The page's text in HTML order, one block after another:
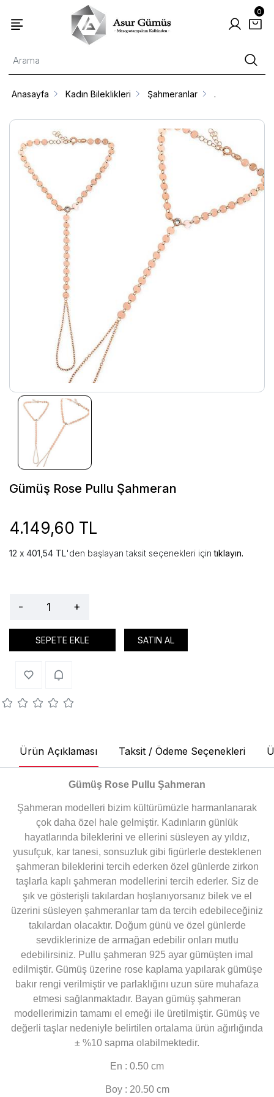
0
Anasayfa Kadın Bileklikleri Şahmeranlar .
Gümüş Rose Pullu Şahmeran
4.149,60 TL
401,54 TL'den başlayan taksit seçenekleri içintıklayın.
- +
SEPETE EKLE SATIN AL
Ürün Açıklaması Taksit / Ödeme Seçenekleri
Gümüş Rose Pullu Şahmeran
Şahmeran modelleri bizim kültürümüzle harmanlanarak
çok daha özel hale gelmiştir. Kadınların günlük
hayatlarında bileklerini ve ellerini süsleyen ay yıldız,
yusufçuk, kar tanesi, sonsuzluk gibi figürlerle desteklenen
şahmeran bileklerini tercih ederken özel günlerde zirkon
taşlarla kaplı şahmeran modellerini tercih ederler. Siz de
şık ve gösterişli takılardan hoşlanıyorsanız bilek ve el
üzerini süsleyen şahmeranlar tam da tercih edebileceğiniz
takılardan olacaktır. Doğum günü ve özel günlerde
sevdiklerinize de armağan edebilir onları mutlu
edebilirsiniz. Pullu şahmeran 925 ayar gümüşten imal
edilmiştir. Gümüş üzerine rose kaplama yapılarak gümüşe
bakır rengi verilmiştir ve parlaklığını uzun süre muhafaza
etmesi sağlanmaktadır. Bayan gümüş şahmeran
modellerimizin tamamı el emeği ile üretilmiştir. Gümüş ve
değerli taşlar nedeniyle belirtilen ortalama ürün ağırlığında
± %10 sapma olabilmektedir.
En : 0.50 cm
Boy : 20.50 cm